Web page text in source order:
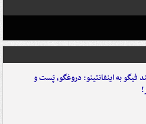
فیگو به اینفانتینو: دروغگو، پَست‌ و